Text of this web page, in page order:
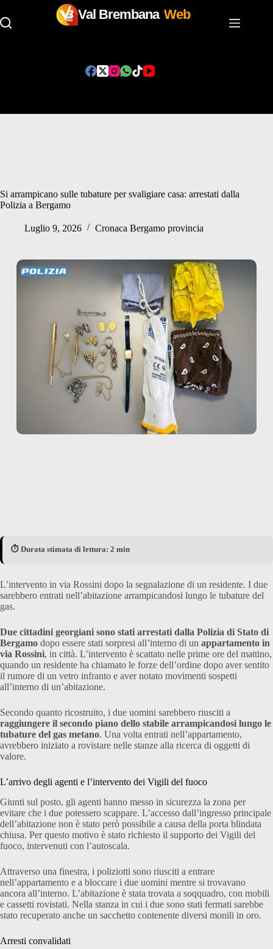
Val Brembana Web
Si arrampicano sulle tubature per svaligiare casa: arrestati dalla
Polizia a Bergamo
Luglio 9, 2026 Cronaca Bergamo provincia
⏱️ Durata stimata di lettura: 2 min
L’intervento in via Rossini dopo la segnalazione di un residente. I due
sarebbero entrati nell’abitazione arrampicandosi lungo le tubature del
gas.
Due cittadini georgiani sono stati arrestati dalla Polizia di Stato di
Bergamo dopo essere stati sorpresi all’interno di un appartamento in
via Rossini, in città. L’intervento è scattato nelle prime ore del mattino,
quando un residente ha chiamato le forze dell’ordine dopo aver sentito
il rumore di un vetro infranto e aver notato movimenti sospetti
all’interno di un’abitazione.
Secondo quanto ricostruito, i due uomini sarebbero riusciti a
raggiungere il secondo piano dello stabile arrampicandosi lungo le
tubature del gas metano. Una volta entrati nell’appartamento,
avrebbero iniziato a rovistare nelle stanze alla ricerca di oggetti di
valore.
L’arrivo degli agenti e l’intervento dei Vigili del fuoco
Giunti sul posto, gli agenti hanno messo in sicurezza la zona per
evitare che i due potessero scappare. L’accesso dall’ingresso principale
dell’abitazione non è stato però possibile a causa della porta blindata
chiusa. Per questo motivo è stato richiesto il supporto dei Vigili del
fuoco, intervenuti con l’autoscala.
Attraverso una finestra, i poliziotti sono riusciti a entrare
nell’appartamento e a bloccare i due uomini mentre si trovavano
ancora all’interno. L’abitazione è stata trovata a soqquadro, con mobili
e cassetti rovistati. Nella stanza in cui i due sono stati fermati sarebbe
stato recuperato anche un sacchetto contenente diversi monili in oro.
Arresti convalidati